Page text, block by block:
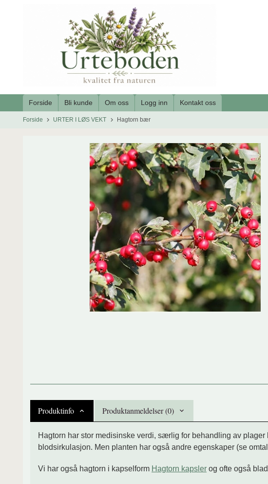
Forside Bli kunde Om oss Logg inn Kontakt oss
Forside URTER I LØS VEKT Hagtorn bær
Produktinfo Produktanmeldelser (0)
Hagtorn har stor medisinske verdi, særlig for behandling av
blodsirkulasjon. Men planten har også andre egenskaper (se
Vi har også hagtorn i kapselform Hagtorn kapsler og ofte også